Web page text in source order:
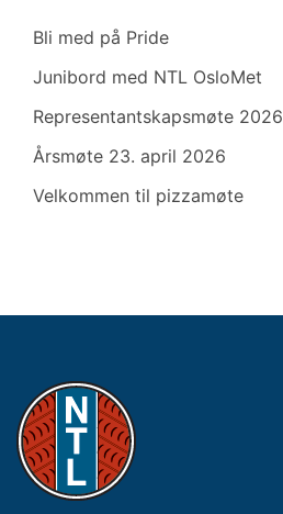
Bli med på Pride
Junibord med NTL OsloMet
Representantskapsmøte 2026
Årsmøte 23. april 2026
Velkommen til pizzamøte